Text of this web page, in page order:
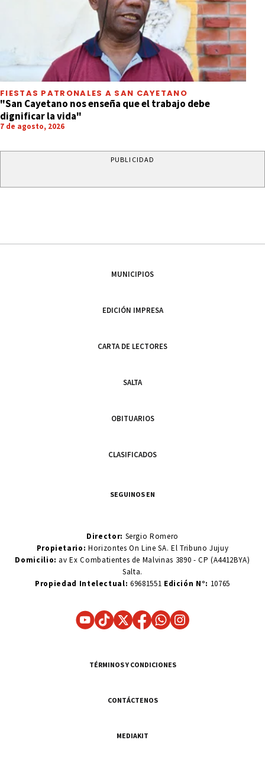
FIESTAS PATRONALES A SAN CAYETANO
"San Cayetano nos enseña que el trabajo debe
dignificar la vida"
7 de agosto, 2026
PUBLICIDAD
MUNICIPIOS
EDICIÓN IMPRESA
CARTA DE LECTORES
SALTA
OBITUARIOS
CLASIFICADOS
SEGUINOS EN
Director: Sergio Romero
Propietario:Horizontes On Line SA. El Tribuno Jujuy
Domicilio: av Ex Combatientes de Malvinas 3890 - CP (A4412BYA)
Salta.
Propiedad Intelectual: 69681551 Edición N°: 10765
TÉRMINOS Y CONDICIONES
CONTÁCTENOS
MEDIAKIT